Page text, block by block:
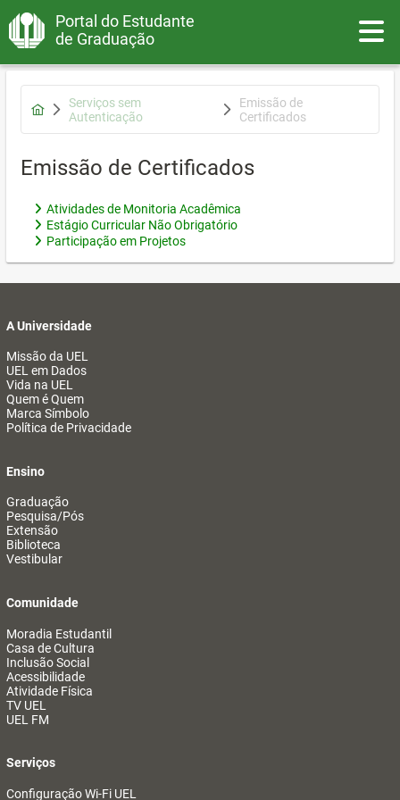
Portal do Estudante
de Graduação
Serviços sem
Autenticação
Emissão de
Certificados
Emissão de Certificados
Atividades de Monitoria Acadêmica
Estágio Curricular Não Obrigatório
Participação em Projetos
A Universidade
Missão da UEL
UEL em Dados
Vida na UEL
Quem é Quem
Marca Símbolo
Política de Privacidade
Ensino
Graduação
Pesquisa/Pós
Extensão
Biblioteca
Vestibular
Comunidade
Moradia Estudantil
Casa de Cultura
Inclusão Social
Acessibilidade
Atividade Física
TV UEL
UEL FM
Serviços
Configuração Wi-Fi UEL